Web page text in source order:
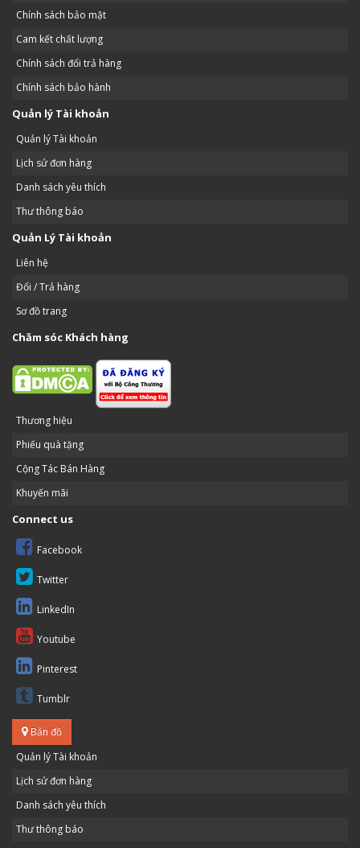
Chính sách bảo mật
Cam kết chất lượng
Chính sách đổi trả hàng
Chính sách bảo hành
Quản lý Tài khoản
Quản lý Tài khoản
Lịch sử đơn hàng
Danh sách yêu thích
Thư thông báo
Quản Lý Tài khoản
Liên hệ
Đổi / Trả hàng
Sơ đồ trang
Chăm sóc Khách hàng
Thương hiệu
Phiếu quà tặng
Cộng Tác Bán Hàng
Khuyến mãi
Connect us
Facebook
Twitter
LinkedIn
Youtube
Pinterest
Tumblr
Bản đồ
Quản lý Tài khoản
Lịch sử đơn hàng
Danh sách yêu thích
Thư thông báo